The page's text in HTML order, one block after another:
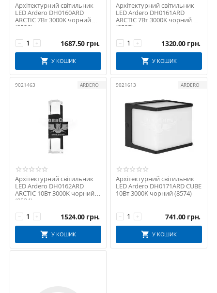
Архітектурний світильник
LED Ardero DH0160ARD
ARCTIC 7Вт 3000K чорний
(8526)
+
− 1687.50 грн.
У КОШИК
Архітектурний світильник
LED Ardero DH0161ARD
ARCTIC 7Вт 3000K чорний
(8525)
+
− 1320.00 грн.
У КОШИК
9021463 ARDERO
Архітектурний світильник
LED Ardero DH0162ARD
ARCTIC 10Вт 3000K чорний
(8524)
+
− 1524.00 грн.
У КОШИК
9021613 ARDERO
Архітектурний світильник
LED Ardero DH0171ARD CUBE
10Вт 3000K чорний (8574)
+
− 741.00 грн.
У КОШИК